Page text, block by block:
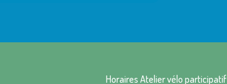
Horaires Atelier vélo participatif